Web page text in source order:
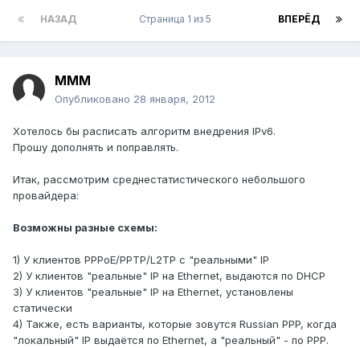
НАЗАД ВПЕРЁД
Страница 1 из 5
MMM
Опубликовано 28 января, 2012
Хотелось бы расписать алгоритм внедрения IPv6.
Прошу дополнять и поправлять.
Итак, рассмотрим среднестатистического небольшого
провайдера:
Возможны разные схемы:
1) У клиентов PPPoE/PPTP/L2TP с "реальными" IP
2) У клиентов "реальные" IP на Ethernet, выдаются по DHCP
3) У клиентов "реальные" IP на Ethernet, установлены
статически
4) Также, есть варианты, которые зовутся Russian PPP, когда
"локальный" IP выдаётся по Ethernet, а "реальный" - по PPP.